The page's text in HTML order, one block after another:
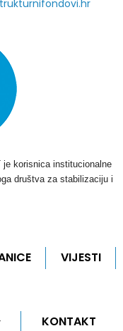
je korisnica institucionalne
društva za stabilizaciju i
VIJESTI
KONTAKT